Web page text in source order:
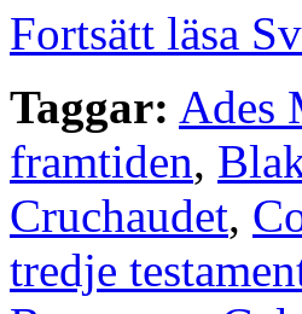
Fortsätt läsa
Taggar: Ades
framtiden,
Cruchaudet,
tredje